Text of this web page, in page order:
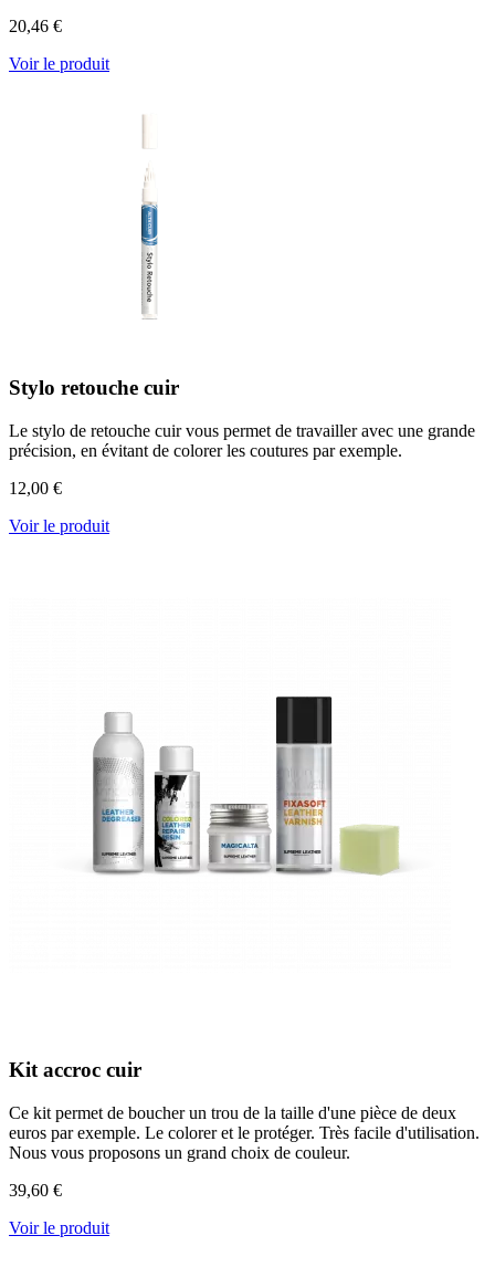
20,46 €
Voir le produit
Stylo retouche cuir
Le stylo de retouche cuir vous permet de travailler avec une grande
précision, en évitant de colorer les coutures par exemple.
12,00 €
Voir le produit
Kit accroc cuir
Ce kit permet de boucher un trou de la taille d'une pièce de deux
euros par exemple. Le colorer et le protéger. Très facile d'utilisation.
Nous vous proposons un grand choix de couleur.
39,60 €
Voir le produit